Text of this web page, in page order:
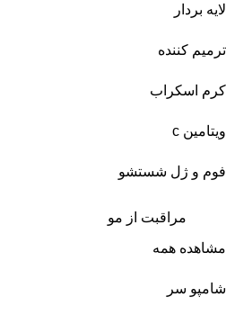
لایه بردار
ترمیم کننده
کرم اسکراب
ویتامین c
فوم و ژل شستشو
مراقبت از مو
مشاهده همه
شامپو سر